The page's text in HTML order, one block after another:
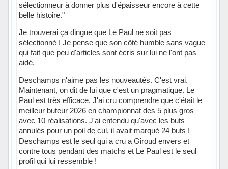
sélectionneur à donner plus d'épaisseur encore à cette
belle histoire."
Je trouverai ça dingue que Le Paul ne soit pas
sélectionné ! Je pense que son côté humble sans vague
qui fait que peu d'articles sont écris sur lui ne l'ont pas
aidé.
Deschamps n'aime pas les nouveautés. C'est vrai.
Maintenant, on dit de lui que c'est un pragmatique. Le
Paul est très efficace. J'ai cru comprendre que c'était le
meilleur buteur 2026 en championnat des 5 plus gros
avec 10 réalisations. J'ai entendu qu'avec les buts
annulés pour un poil de cul, il avait marqué 24 buts !
Deschamps est le seul qui a cru a Giroud envers et
contre tous pendant des matchs et Le Paul est le seul
profil qui lui ressemble !